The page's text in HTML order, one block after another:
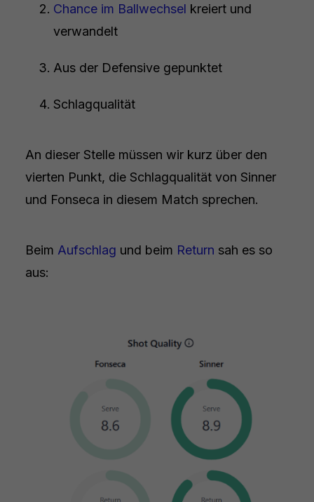
Chance im Ballwechsel kreiert und
verwandelt
Aus der Defensive gepunktet
Schlagqualität
An dieser Stelle müssen wir kurz über den
vierten Punkt, die Schlagqualität von Sinner
und Fonseca in diesem Match sprechen.
Beim Aufschlag und beim Return sah es so
aus: